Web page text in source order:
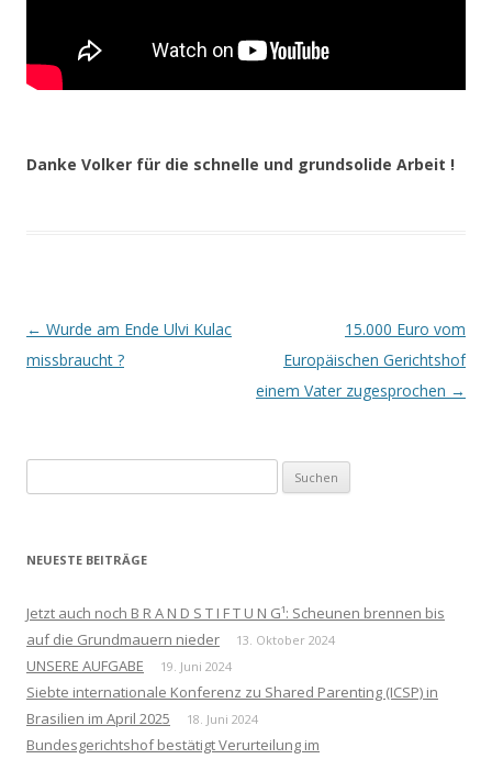
Danke Volker für die schnelle und grundsolide Arbeit !
Beitrags-
Navigation
← Wurde am Ende Ulvi Kulac
missbraucht ?
15.000 Euro vom
Europäischen Gerichtshof
einem Vater zugesprochen →
nach:
NEUESTE BEITRÄGE
Jetzt auch noch B R A N D S T I F T U N G¹: Scheunen brennen bis
auf die Grundmauern nieder
13. Oktober 2024
UNSERE AUFGABE 19. Juni 2024
Siebte internationale Konferenz zu Shared Parenting (ICSP) in
Brasilien im April 2025
18. Juni 2024
Bundesgerichtshof bestätigt Verurteilung im